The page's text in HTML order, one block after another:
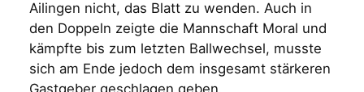
Ailingen nicht, das Blatt zu wenden. Auch in
den Doppeln zeigte die Mannschaft Moral und
kämpfte bis zum letzten Ballwechsel, musste
sich am Ende jedoch dem insgesamt stärkeren